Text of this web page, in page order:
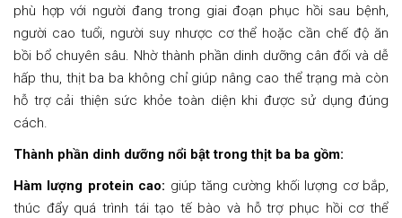
phù hợp với người đang trong giai đoạn phục hồi sau bệnh,
người cao tuổi, người suy nhược cơ thể hoặc cần chế độ ăn
bồi bổ chuyên sâu. Nhờ thành phần dinh dưỡng cân đối và dễ
hấp thu, thịt ba ba không chỉ giúp nâng cao thể trạng mà còn
hỗ trợ cải thiện sức khỏe toàn diện khi được sử dụng đúng
cách.
Thành phần dinh dưỡng nổi bật trong thịt ba ba gồm:
Hàm lượng protein cao: giúp tăng cường khối lượng cơ bắp,
thúc đẩy quá trình tái tạo tế bào và hỗ trợ phục hồi cơ thể